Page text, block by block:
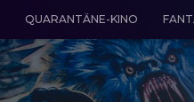
QUARANTÄNE-KINO